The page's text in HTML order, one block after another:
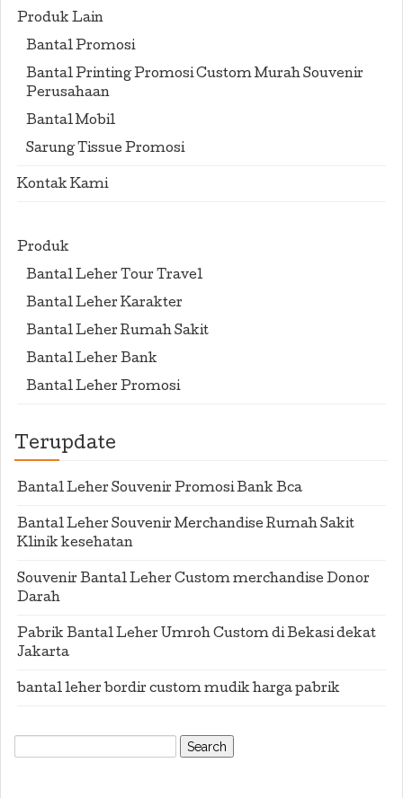
Produk Lain
Bantal Promosi
Bantal Printing Promosi Custom Murah Souvenir
Perusahaan
Bantal Mobil
Sarung Tissue Promosi
Kontak Kami
Produk
Bantal Leher Tour Travel
Bantal Leher Karakter
Bantal Leher Rumah Sakit
Bantal Leher Bank
Bantal Leher Promosi
Terupdate
Bantal Leher Souvenir Promosi Bank Bca
Bantal Leher Souvenir Merchandise Rumah Sakit
Klinik kesehatan
Souvenir Bantal Leher Custom merchandise Donor
Darah
Pabrik Bantal Leher Umroh Custom di Bekasi dekat
Jakarta
bantal leher bordir custom mudik harga pabrik
Search
for: